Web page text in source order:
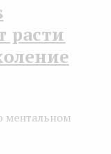
расти
ментальном